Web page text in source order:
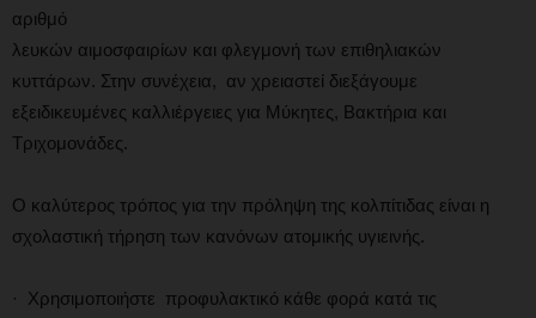
αριθμό
λευκών αιμοσφαιρίων και φλεγμονή των επιθηλιακών
κυττάρων. Στην συνέχεια, αν χρειαστεί διεξάγουμε
εξειδικευμένες καλλιέργειες για Μύκητες, Βακτήρια και
Τριχομονάδες.
Ο καλύτερος τρόπος για την πρόληψη της κολπίτιδας είναι η
σχολαστική τήρηση των κανόνων ατομικής υγιεινής.
· Χρησιμοποιήστε προφυλακτικό κάθε φορά κατά τις